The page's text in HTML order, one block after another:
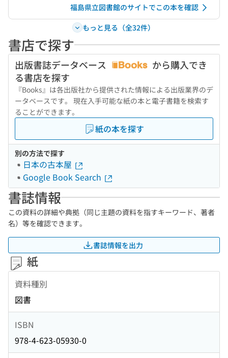
福島県立図書館のサイトでこの本を確認
もっと見る（全32件）
書店で探す
出版書誌データベース
から購入でき
る書店を探す
『Books』は各出版社から提供された情報による出版業界のデ
ータベースです。 現在入手可能な紙の本と電子書籍を検索す
ることができます。
紙の本を探す
別の方法で探す
日本の古本屋
Google Book Search
書誌情報
この資料の詳細や典拠（同じ主題の資料を指すキーワード、著者
名）等を確認できます。
書誌情報を出力
紙
資料種別
図書
ISBN
978-4-623-05930-0